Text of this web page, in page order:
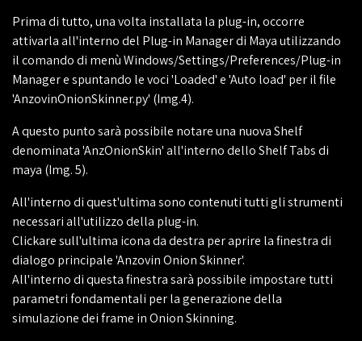
Prima di tutto, una volta installata la plug-in, occorre
attivarla all'interno del Plug-in Manager di Maya utilizzando
il comando di menù Windows/Settings/Preferences/Plug-in
Manager e spuntando le voci 'Loaded' e 'Auto load' per il file
'AnzovinOnionSkinner.py' (Img.4).
A questo punto sarà possibile notare una nuova Shelf
denominata 'AnzOnionSkin' all'interno dello Shelf Tabs di
maya (Img. 5).
All'interno di quest'ultima sono contenuti tutti gli strumenti
necessari all'utilizzo della plug-in.
Clickare sull'ultima icona da destra per aprire la finestra di
dialogo principale 'Anzovin Onion Skinner'.
All'interno di questa finestra sarà possibile impostare tutti
parametri fondamentali per la generazione della
simulazione dei frame in Onion Skinning.